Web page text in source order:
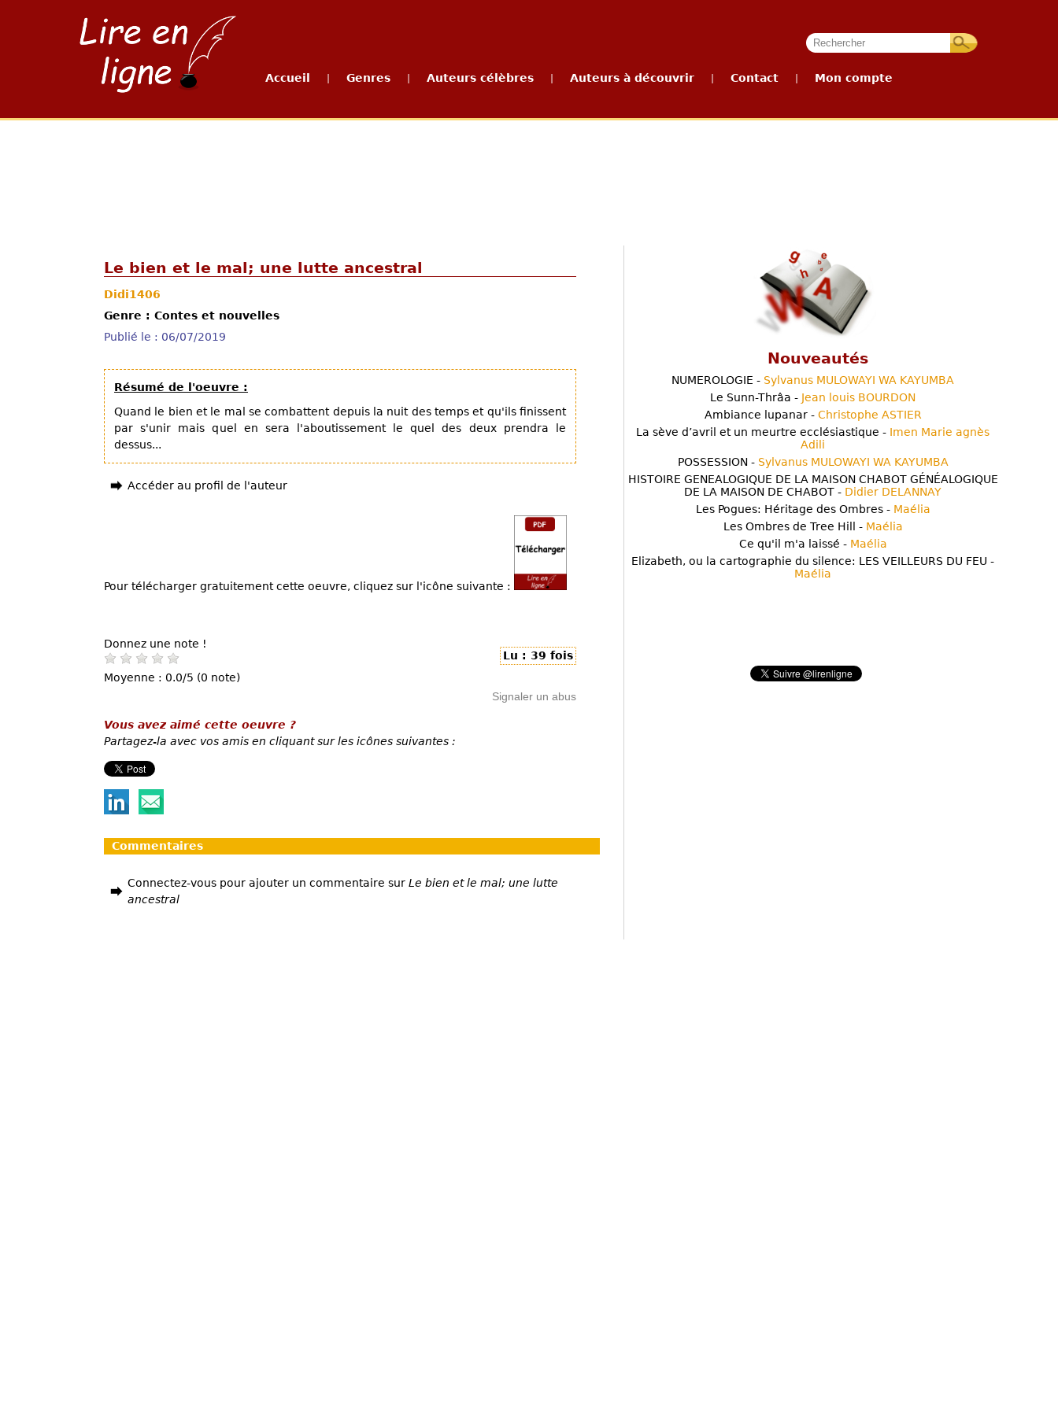
Accueil Genres Auteurs célèbres Auteurs à découvrir Contact Mon compte
Le bien et le mal; une lutte ancestral
Didi1406
Genre : Contes et nouvelles
Publié le : 06/07/2019
Résumé de l'oeuvre :
Quand le bien et le mal se combattent depuis la nuit des temps et qu'ils finissent
par s'unir mais quel en sera l'aboutissement le quel des deux prendra le
dessus...
Accéder au profil de l'auteur
Pour télécharger gratuitement cette oeuvre, cliquez sur l'icône suivante :
Donnez une note !
Moyenne : 0.0/5 (0 note)
Lu : 39 fois
Signaler un abus
Vous avez aimé cette oeuvre ?
Partagez-la avec vos amis en cliquant sur les icônes suivantes :
Commentaires
Connectez-vous pour ajouter un commentaire sur Le bien et le mal; une lutte
ancestral
Nouveautés
NUMEROLOGIE - Sylvanus MULOWAYI WA KAYUMBA
Le Sunn-Thrâa - Jean louis BOURDON
Ambiance lupanar - Christophe ASTIER
La sève d’avril et un meurtre ecclésiastique - Imen Marie agnès
Adili
POSSESSION - Sylvanus MULOWAYI WA KAYUMBA
HISTOIRE GENEALOGIQUE DE LA MAISON CHABOT GÉNÉALOGIQUE
DE LA MAISON DE CHABOT - Didier DELANNAY
Les Pogues: Héritage des Ombres - Maélia
Les Ombres de Tree Hill - Maélia
Ce qu'il m'a laissé - Maélia
Elizabeth, ou la cartographie du silence: LES VEILLEURS DU FEU -
Maélia